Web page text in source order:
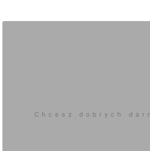
Chcesz dobrych